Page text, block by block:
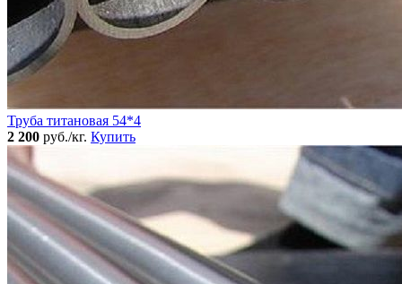
Труба титановая 54*4
2 200 руб./кг. Купить